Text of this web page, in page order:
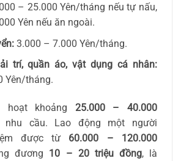
– 25.000 Yên/tháng nếu tự nấu,
Yên nếu ăn ngoài.
3.000 – 7.000 Yên/tháng.
trí, quần áo, vật dụng cá nhân:
Yên/tháng.
hoạt khoảng 25.000 – 40.000
nhu cầu. Lao động một người
được từ 60.000 – 120.000
đương 10 – 20 triệu đồng, là